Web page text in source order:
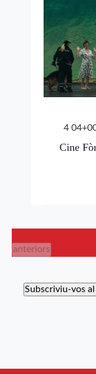
4
Cine
Esdeveniments
anteriors
Subscriviu-vos